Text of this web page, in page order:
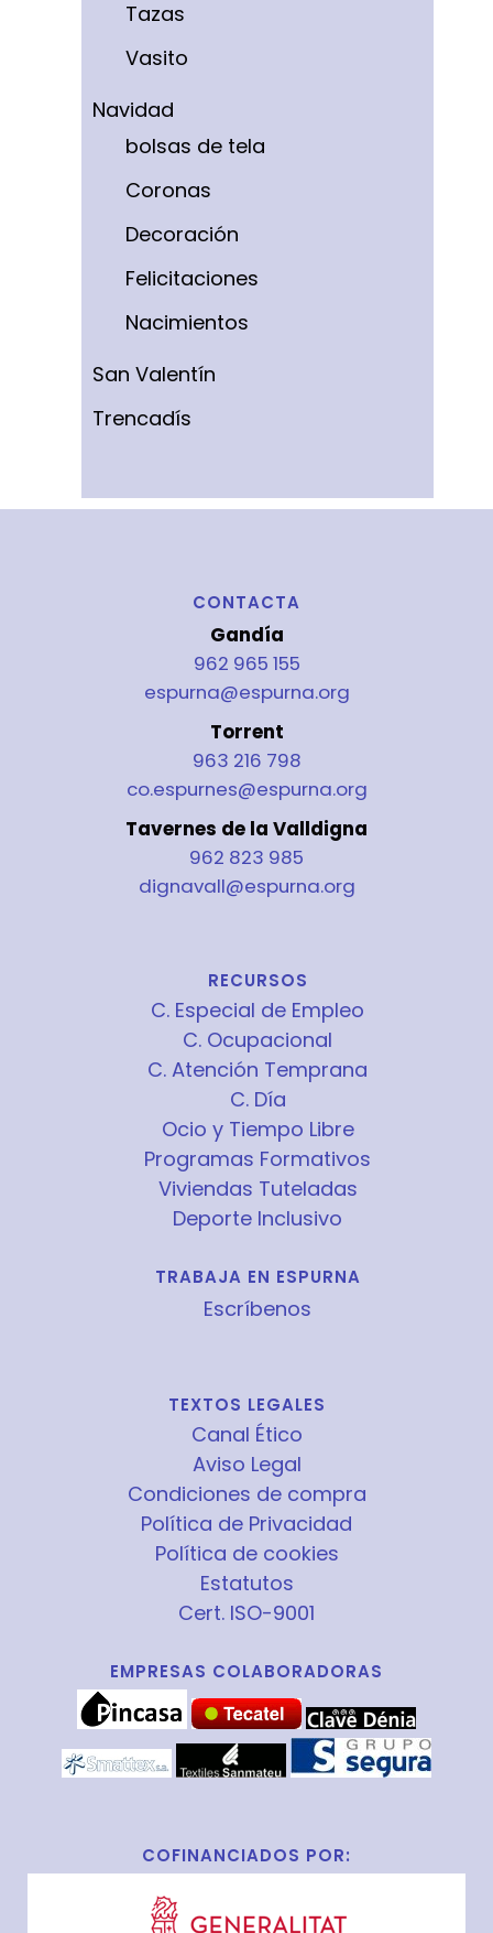
Tazas
Vasito
Navidad
bolsas de tela
Coronas
Decoración
Felicitaciones
Nacimientos
San Valentín
Trencadís
CONTACTA
Gandía
962 965 155
espurna@espurna.org
Torrent
963 216 798
co.espurnes@espurna.org
Tavernes de la Valldigna
962 823 985
dignavall@espurna.org
RECURSOS
C. Especial de Empleo
C. Ocupacional
C. Atención Temprana
C. Día
Ocio y Tiempo Libre
Programas Formativos
Viviendas Tuteladas
Deporte Inclusivo
TRABAJA EN ESPURNA
Escríbenos
TEXTOS LEGALES
Canal Ético
Aviso Legal
Condiciones de compra
Política de Privacidad
Política de cookies
Estatutos
Cert. ISO-9001
EMPRESAS COLABORADORAS
COFINANCIADOS POR: